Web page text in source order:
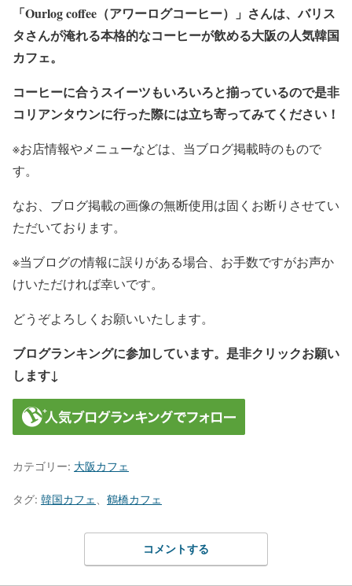
「Ourlog coffee（アワーログコーヒー）」さんは、バリス
タさんが淹れる本格的なコーヒーが飲める大阪の人気韓国
カフェ。
コーヒーに合うスイーツもいろいろと揃っているので是非
コリアンタウンに行った際には立ち寄ってみてください！
※お店情報やメニューなどは、当ブログ掲載時のもので
す。
なお、ブログ掲載の画像の無断使用は固くお断りさせてい
ただいております。
※当ブログの情報に誤りがある場合、お手数ですがお声か
けいただければ幸いです。
どうぞよろしくお願いいたします。
ブログランキングに参加しています。是非クリックお願い
します↓
カテゴリー: 大阪カフェ
タグ: 韓国カフェ 鶴橋カフェ
コメントする